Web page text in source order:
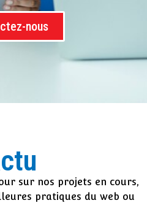
nous
sur nos projets en cours,
pratiques du web ou